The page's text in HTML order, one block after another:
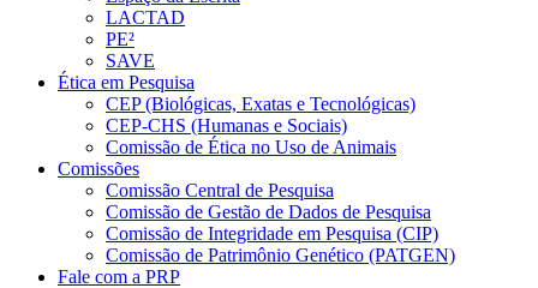
LACTAD
PE²
SAVE
Ética em Pesquisa
CEP (Biológicas, Exatas e Tecnológicas)
CEP-CHS (Humanas e Sociais)
Comissão de Ética no Uso de Animais
Comissões
Comissão Central de Pesquisa
Comissão de Gestão de Dados de Pesquisa
Comissão de Integridade em Pesquisa (CIP)
Comissão de Patrimônio Genético (PATGEN)
Fale com a PRP